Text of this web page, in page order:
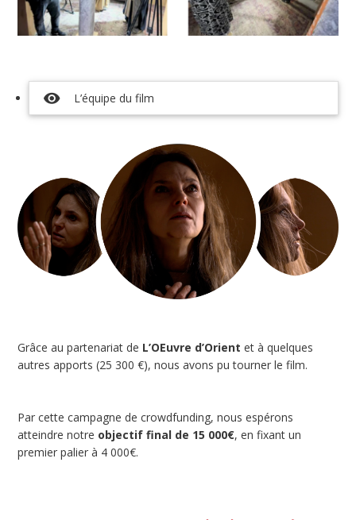
visibility L’équipe du film
Grâce au partenariat de L’OEuvre d’Orient et à quelques
autres apports (25 300 €), nous avons pu tourner le film.
Par cette campagne de crowdfunding, nous espérons
atteindre notre objectif final de 15 000€, en fixant un
premier palier à 4 000€.